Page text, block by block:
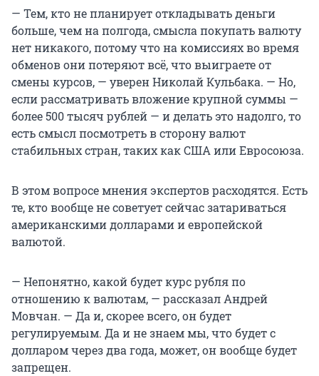
— Тем, кто не планирует откладывать деньги
больше, чем на полгода, смысла покупать валюту
нет никакого, потому что на комиссиях во время
обменов они потеряют всё, что выиграете от
смены курсов, — уверен Николай Кульбака. — Но,
если рассматривать вложение крупной суммы —
более 500 тысяч рублей — и делать это надолго, то
есть смысл посмотреть в сторону валют
стабильных стран, таких как США или Евросоюза.
В этом вопросе мнения экспертов расходятся. Есть
те, кто вообще не советует сейчас затариваться
американскими долларами и европейской
валютой.
— Непонятно, какой будет курс рубля по
отношению к валютам, — рассказал Андрей
Мовчан. — Да и, скорее всего, он будет
регулируемым. Да и не знаем мы, что будет с
долларом через два года, может, он вообще будет
запрещен.